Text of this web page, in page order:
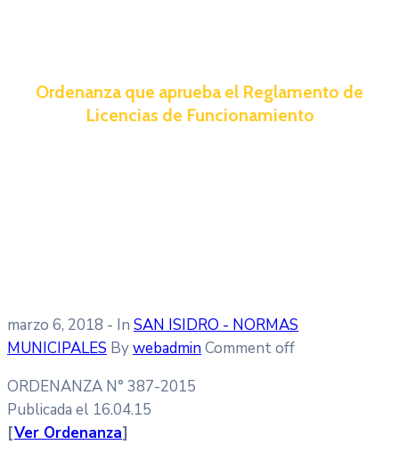
Ordenanza que aprueba el Reglamento de
Licencias de Funcionamiento
marzo 6, 2018 - In SAN ISIDRO - NORMAS
MUNICIPALES BywebadminComment off
ORDENANZA N° 387-2015
Publicada el 16.04.15
[Ver Ordenanza]